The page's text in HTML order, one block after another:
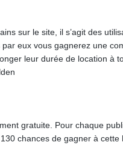
sur le site, il s’agit des
eux vous gagnerez une
leur durée de location à
gratuite. Pour chaque
chances de gagner à